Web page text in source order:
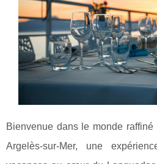
Bienvenue dans le monde
Argelès-sur-Mer, une